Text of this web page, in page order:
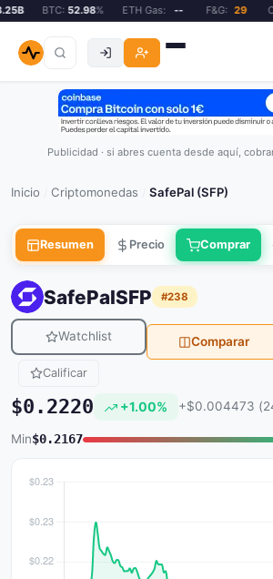
BTC:52.98% ETH Gas: -- F&G: 29
Publicidad · si abres cuenta desde aquí,
Inicio Criptomonedas SafePal (SFP)
Resumen Precio Comprar
SafePalSFP #238
Watchlist Comparar
Calificar
$0.2220 +1.00% +$0.004473
Min$0.2167